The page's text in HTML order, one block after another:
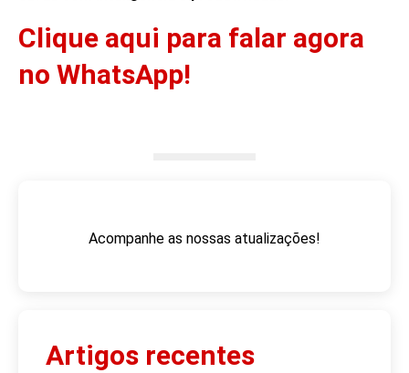
Clique aqui para falar agora
no WhatsApp!
Acompanhe as nossas atualizações!
Artigos recentes